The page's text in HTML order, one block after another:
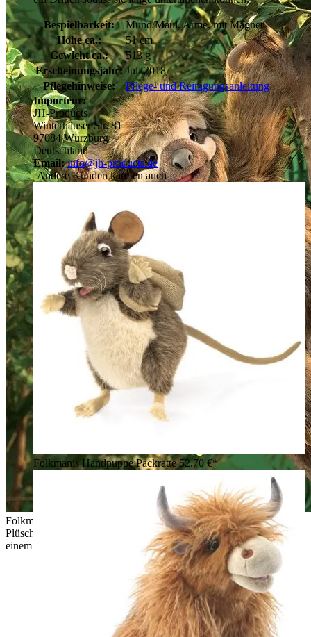
Folkmanis Handpuppe Dreifinger-Faultier mit braunem
Plüschfell und charakteristischen Krallen klammert sich an
einem Ast im Dschungel-Setting
Bespielbarkeit:
Mund/Maul, Arme, mit Magnet
Höhe ca.:
51 cm
Gewicht ca.:
513 g
Erscheinungsjahr: Juli 2018
Pflegehinweise:
Pflege- und Reinigungsanleitung
Importeur:
JH-Products
Winterhäuser Str. 81
97084 Würzburg
Deutschland
Email: info@jh-products.de
Andere Kunden kauften auch
Folkmanis Handpuppe Packratte52,70 €*